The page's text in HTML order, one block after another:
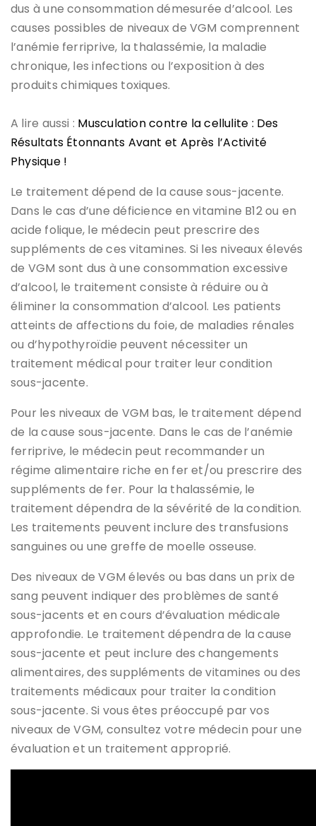
dus à une consommation démesurée d’alcool. Les
causes possibles de niveaux de VGM comprennent
l’anémie ferriprive, la thalassémie, la maladie
chronique, les infections ou l’exposition à des
produits chimiques toxiques.
A lire aussi : Musculation contre la cellulite : Des
Résultats Étonnants Avant et Après l’Activité
Physique !
Le traitement dépend de la cause sous-jacente.
Dans le cas d’une déficience en vitamine B12 ou en
acide folique, le médecin peut prescrire des
suppléments de ces vitamines. Si les niveaux élevés
de VGM sont dus à une consommation excessive
d’alcool, le traitement consiste à réduire ou à
éliminer la consommation d’alcool. Les patients
atteints de affections du foie, de maladies rénales
ou d’hypothyroïdie peuvent nécessiter un
traitement médical pour traiter leur condition
sous-jacente.
Pour les niveaux de VGM bas, le traitement dépend
de la cause sous-jacente. Dans le cas de l’anémie
ferriprive, le médecin peut recommander un
régime alimentaire riche en fer et/ou prescrire des
suppléments de fer. Pour la thalassémie, le
traitement dépendra de la sévérité de la condition.
Les traitements peuvent inclure des transfusions
sanguines ou une greffe de moelle osseuse.
Des niveaux de VGM élevés ou bas dans un prix de
sang peuvent indiquer des problèmes de santé
sous-jacents et en cours d’évaluation médicale
approfondie. Le traitement dépendra de la cause
sous-jacente et peut inclure des changements
alimentaires, des suppléments de vitamines ou des
traitements médicaux pour traiter la condition
sous-jacente. Si vous êtes préoccupé par vos
niveaux de VGM, consultez votre médecin pour une
évaluation et un traitement approprié.